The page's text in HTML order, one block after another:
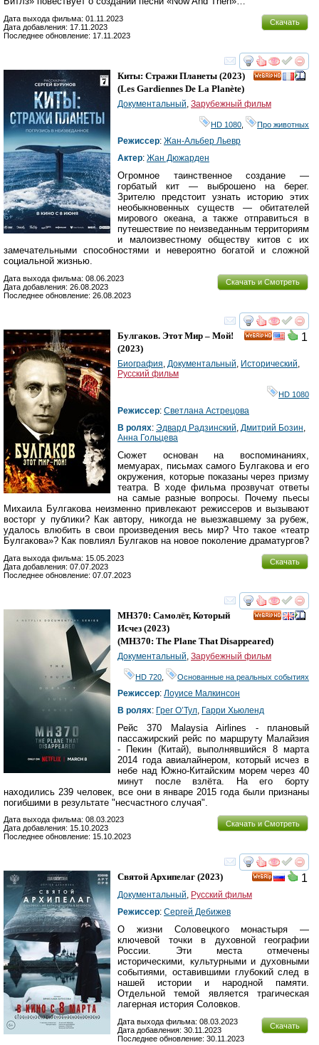
Скачать
Дата выхода фильма: 01.11.2023
Дата добавления: 17.11.2023
Последнее обновление: 17.11.2023
смотреть
Киты: Стражи Планеты (2023)
(Les Gardiennes De La Planète)
Документальный, Зарубежный фильм
HD 1080 Про животных
Режиссер: Жан-Альбер Льевр
Актер: Жан Дюжарден
Огромное таинственное создание —
горбатый кит — выброшено на берег.
Зрителю предстоит узнать историю этих
необыкновенных существ — обитателей
мирового океана, а также отправиться в
путешествие по неизведанным территориям
и малоизвестному обществу китов с их
замечательными способностями и невероятно богатой и сложной
социальной жизнью.
Скачать и Смотреть
Дата выхода фильма: 08.06.2023
Дата добавления: 26.08.2023
Последнее обновление: 26.08.2023
смотреть
1
Булгаков. Этот Мир – Мой!
(2023)
Биография Документальный Исторический
Русский фильм
HD 1080
Режиссер: Светлана Астрецова
В ролях: Эдвард Радзинский Дмитрий Бозин
Анна Гольцева
Сюжет основан на воспоминаниях,
мемуарах, письмах самого Булгакова и его
окружения, которые показаны через призму
театра. В ходе фильма прозвучат ответы
на самые разные вопросы. Почему пьесы
Михаила Булгакова неизменно привлекают режиссеров и вызывают
восторг у публики? Как автору, никогда не выезжавшему за рубеж,
удалось влюбить в свои произведения весь мир? Что такое «театр
Булгакова»? Как повлиял Булгаков на новое поколение драматургов?
Скачать
Дата выхода фильма: 15.05.2023
Дата добавления: 07.07.2023
Последнее обновление: 07.07.2023
смотреть
MH370: Самолёт, Который
Исчез (2023)
(MH370: The Plane That Disappeared)
Документальный Зарубежный фильм
HD 720 Основанные на реальных событиях
Режиссер: Лоуисе Малкинсон
В ролях: Грег О’Тул Гарри Хьюленд
Рейс 370 Malaysia Airlines - плановый
пассажирский рейс по маршруту Малайзия
- Пекин (Китай), выполнявшийся 8 марта
2014 года авиалайнером, который исчез в
небе над Южно-Китайским морем через 40
минут после взлёта. На его борту
находились 239 человек, все они в январе 2015 года были признаны
погибшими в результате "несчастного случая".
Скачать и Смотреть
Дата выхода фильма: 08.03.2023
Дата добавления: 15.10.2023
Последнее обновление: 15.10.2023
смотреть
1
Святой Архипелаг (2023)
Документальный, Русский фильм
Режиссер: Сергей Дебижев
О жизни Соловецкого монастыря —
ключевой точки в духовной географии
России. Эти места отмечены
историческими, культурными и духовными
событиями, оставившими глубокий след в
нашей истории и народной памяти.
Отдельной темой является трагическая
лагерная история Соловков.
Скачать
Дата выхода фильма: 08.03.2023
Дата добавления: 30.11.2023
Последнее обновление: 30.11.2023